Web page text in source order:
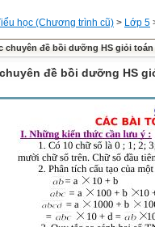
học (Chương trình cũ) > Lớp 5
chuyên đề bồi dưỡng HS giỏi toán
đề bồi dưỡng HS